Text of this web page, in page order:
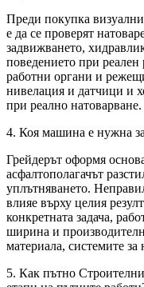
Преди покупка
е да се проверят
задвижването,
поведението при
работни органи и
нивелaция и датчици и
при реално натоварване.
4. Коя машина е нужна
Грейдерът оформя
асфалтополагачът
уплътняването.
влияе върху целия
конкретната задача,
ширина и
материала, системите за
5. Как пътно